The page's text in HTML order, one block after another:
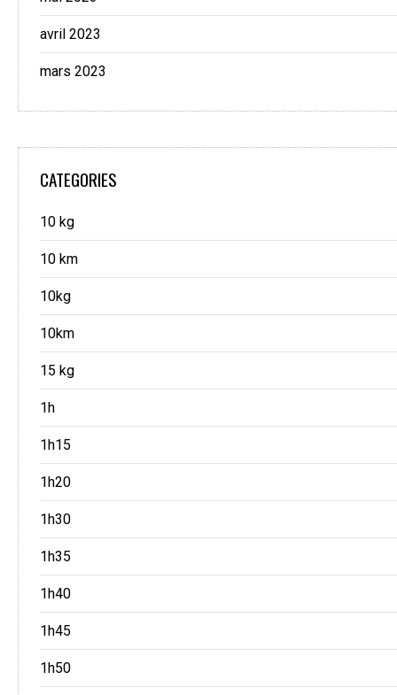
avril 2023
mars 2023
CATEGORIES
10 kg
10 km
10kg
10km
15 kg
1h
1h15
1h20
1h30
1h35
1h40
1h45
1h50